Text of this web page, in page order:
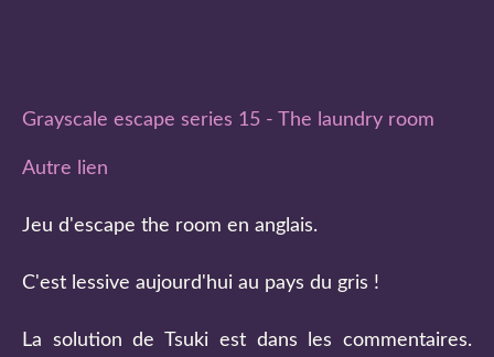
Grayscale escape series 15 - The laundry room
Autre lien
Jeu d'escape the room en anglais.
C'est lessive aujourd'hui au pays du gris !
La solution de Tsuki est dans les commentaires.